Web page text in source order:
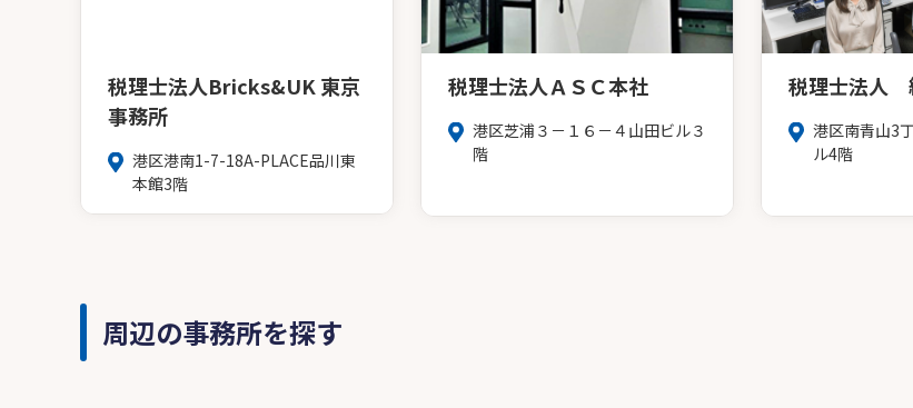
税理士法人Bricks&UK 東京
事務所
港区港南1-7-18A-PLACE品川東
本館3階
税理士法人ＡＳＣ本社
港区芝浦３－１６－４山田ビル３
階
税理士法人
港区南青山3
ル4階
周辺の事務所を探す